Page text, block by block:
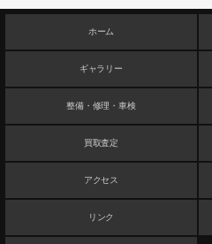
ホーム
ギャラリー
整備・修理・車検
買取査定
アクセス
リンク